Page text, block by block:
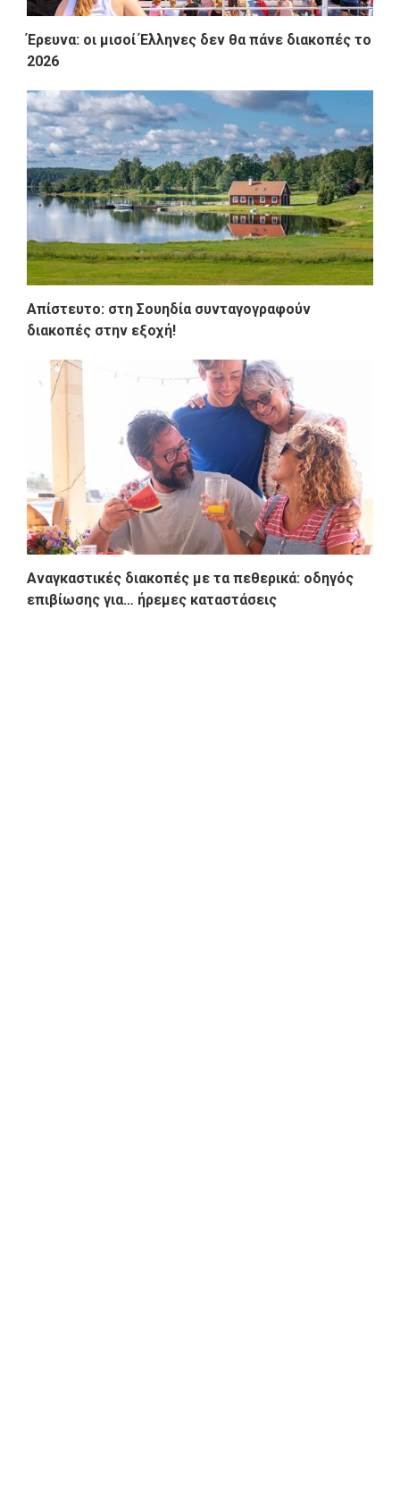
Έρευνα: οι μισοί Έλληνες δεν θα πάνε διακοπές το
2026
Απίστευτο: στη Σουηδία συνταγογραφούν
διακοπές στην εξοχή!
Αναγκαστικές διακοπές με τα πεθερικά: οδηγός
επιβίωσης για… ήρεμες καταστάσεις